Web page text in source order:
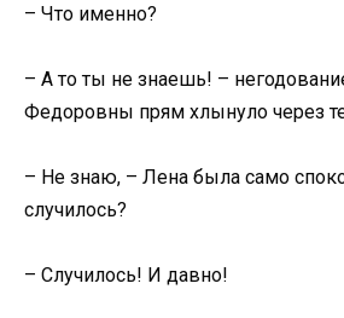
– Что именно?
– А то ты не знаешь! –
Федоровны прям хлынуло через
– Не знаю, – Лена была само
случилось?
– Случилось! И давно!